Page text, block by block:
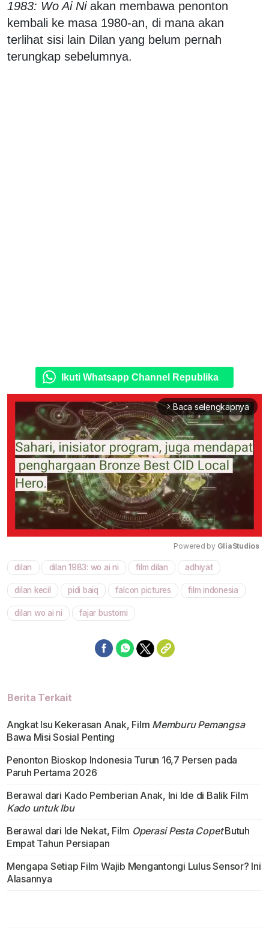
1983: Wo Ai Ni akan membawa penonton
kembali ke masa 1980-an, di mana akan
terlihat sisi lain Dilan yang belum pernah
terungkap sebelumnya.
Ikuti Whatsapp Channel Republika
arrow_forward_ios Baca selengkapnya
Mute
Powered by GliaStudios
dilan dilan 1983: wo ai ni film dilan adhiyat
dilan kecil pidi baiq falcon pictures film indonesia
dilan wo ai ni fajar bustomi
Berita Terkait
Angkat Isu Kekerasan Anak, Film Memburu Pemangsa
Bawa Misi Sosial Penting
Penonton Bioskop Indonesia Turun 16,7 Persen pada
Paruh Pertama 2026
Berawal dari Kado Pemberian Anak, Ini Ide di Balik Film
Kado untuk Ibu
Berawal dari Ide Nekat, Film Operasi Pesta CopetButuh
Empat Tahun Persiapan
Mengapa Setiap Film Wajib Mengantongi Lulus Sensor? Ini
Alasannya